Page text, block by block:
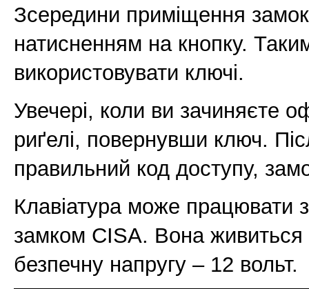
Зсередини приміщення
натисненням на кнопку.
використовувати ключі.
Увечері, коли ви зачиняєте
риґелі, повернувши ключ.
правильний код доступу,
Клавіатура може працювати
замком CISA. Вона
безпечну напругу – 12 вольт.